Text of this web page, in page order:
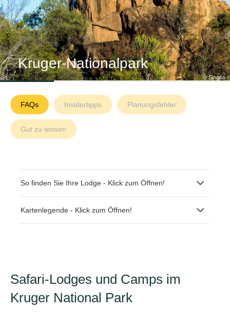
Previous
© Singita
Kruger-Nationalpark
FAQs Insidertipps Planungsfehler
Gut zu wissen
So finden Sie Ihre Lodge - Klick zum Öffnen!
Kartenlegende - Klick zum Öffnen!
Safari-Lodges und Camps im
Kruger National Park